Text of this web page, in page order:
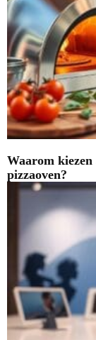
Waarom kiezen
pizzaoven?